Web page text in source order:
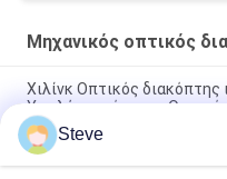
Μηχανικός οπτικός
Χιλίνκ Οπτικός διακόπτης
Υψηλής ποιότητας
1U Rack DF-SF-CVR-LGX
σε ενιαίο μετατροπέα
Steve